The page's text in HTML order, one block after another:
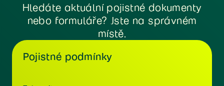
Hledáte aktuální pojistné dokumenty
nebo formuláře? Jste na správném
místě.
Pojistné podmínky